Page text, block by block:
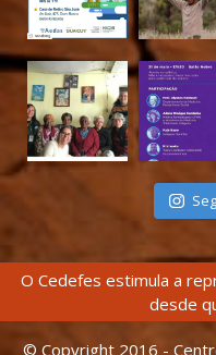
O Cedefes estimula a
desde
© Copyright 2016 -